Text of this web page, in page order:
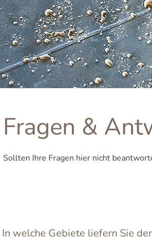
Fragen &
Sollten Ihre Fragen hier nicht
In welche Gebiete liefern Sie